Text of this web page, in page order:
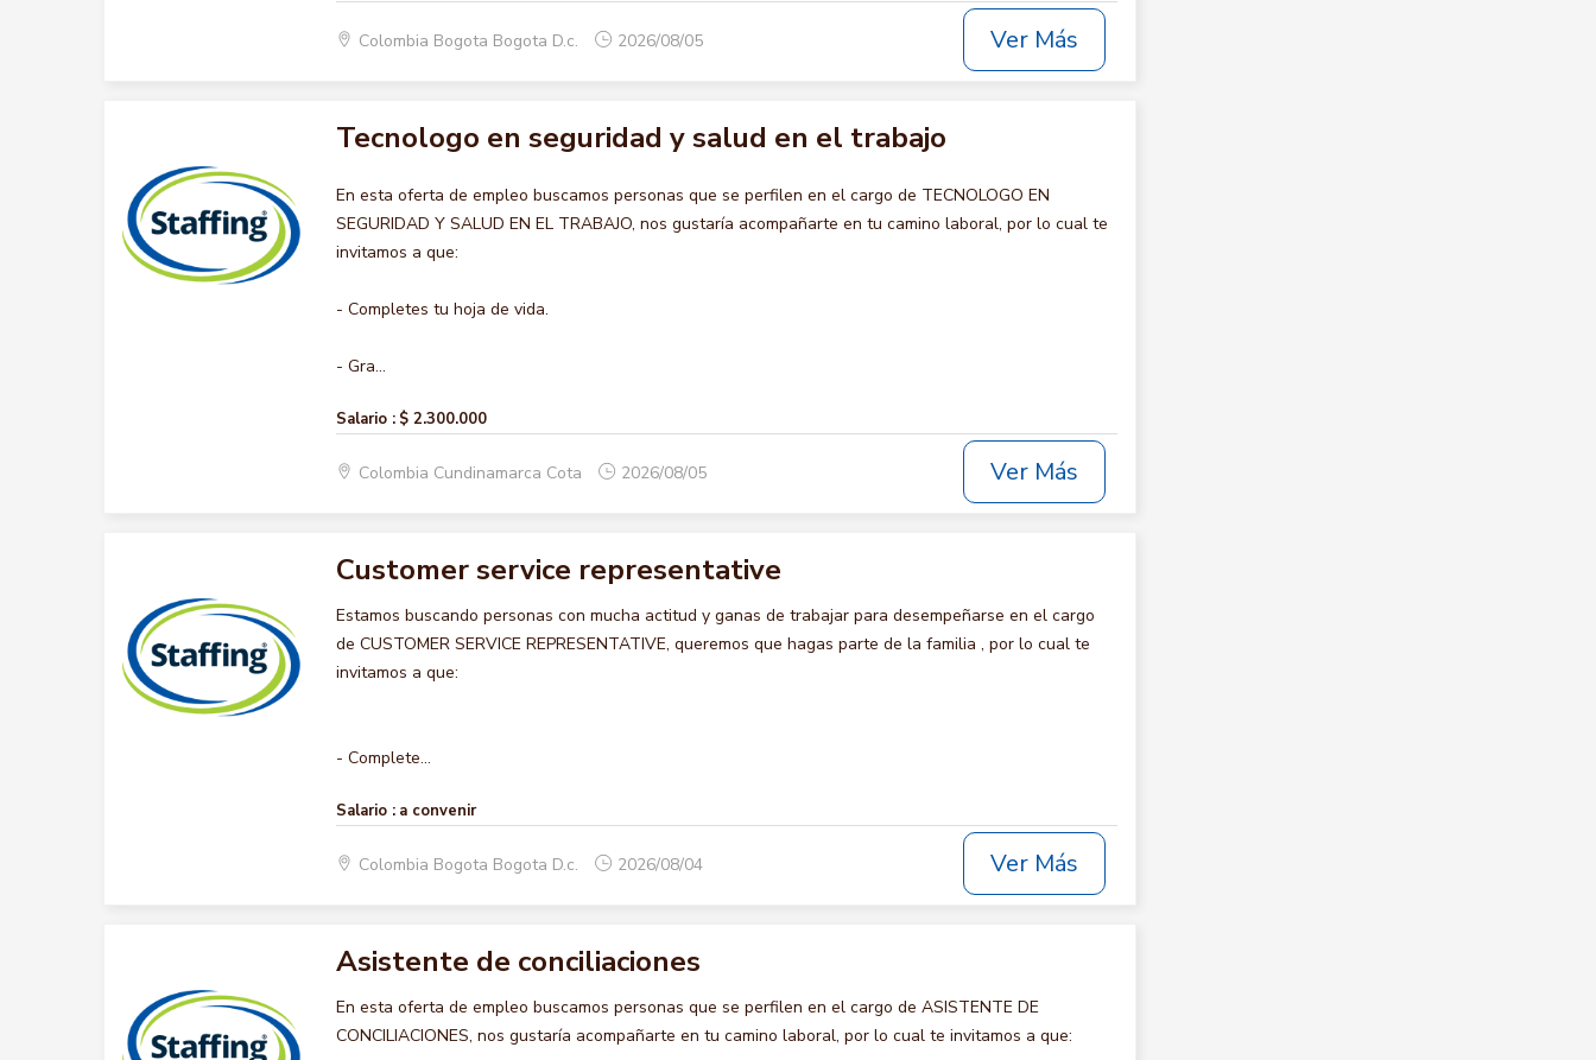
Colombia Bogota Bogota D.c. 2026/08/05 Ver Más
Tecnologo en seguridad y salud en el trabajo
En esta oferta de empleo buscamos personas que se perfilen en el cargo de TECNOLOGO EN
SEGURIDAD Y SALUD EN EL TRABAJO, nos gustaría acompañarte en tu camino laboral, por lo cual te
invitamos a que:
- Completes tu hoja de vida.
- Gra...
Salario : $ 2.300.000
Colombia Cundinamarca Cota 2026/08/05 Ver Más
Customer service representative
Estamos buscando personas con mucha actitud y ganas de trabajar para desempeñarse en el cargo
de CUSTOMER SERVICE REPRESENTATIVE, queremos que hagas parte de la familia , por lo cual te
invitamos a que:
- Complete...
Salario : a convenir
Colombia Bogota Bogota D.c. 2026/08/04 Ver Más
Asistente de conciliaciones
En esta oferta de empleo buscamos personas que se perfilen en el cargo de ASISTENTE DE
CONCILIACIONES, nos gustaría acompañarte en tu camino laboral, por lo cual te invitamos a que: